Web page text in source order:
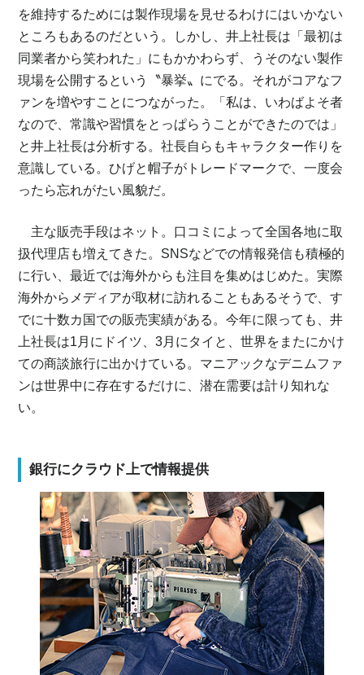
を維持するためには製作現場を見せるわけにはいかない
ところもあるのだという。しかし、井上社長は「最初は
同業者から笑われた」にもかかわらず、うそのない製作
現場を公開するという〝暴挙〟にでる。それがコアなフ
ァンを増やすことにつながった。「私は、いわばよそ者
なので、常識や習慣をとっぱらうことができたのでは」
と井上社長は分析する。社長自らもキャラクター作りを
意識している。ひげと帽子がトレードマークで、一度会
ったら忘れがたい風貌だ。
主な販売手段はネット。口コミによって全国各地に取
扱代理店も増えてきた。SNSなどでの情報発信も積極的
に行い、最近では海外からも注目を集めはじめた。実際
海外からメディアが取材に訪れることもあるそうで、す
でに十数カ国での販売実績がある。今年に限っても、井
上社長は1月にドイツ、3月にタイと、世界をまたにかけ
ての商談旅行に出かけている。マニアックなデニムファ
ンは世界中に存在するだけに、潜在需要は計り知れな
い。
銀行にクラウド上で情報提供